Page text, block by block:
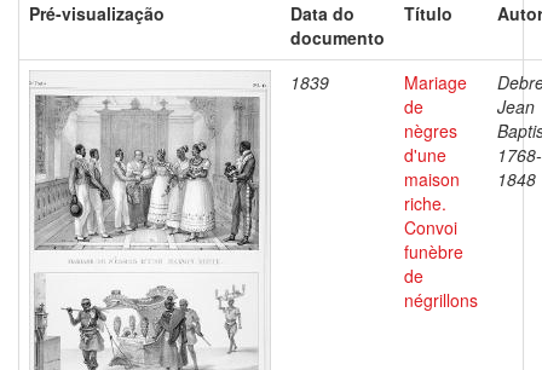
Pré-visualização
Data do
documento
Título
1839
Mariage
de
nègres
d'une
maison
riche.
Convoi
funèbre
de
négrillons
Jean
1768-
1848